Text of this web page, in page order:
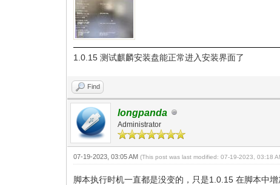
1.0.15 测试麒麟安装盘能正常进入安装界面了
Find
longpanda
Administrator
07-19-2023, 03:05 AM(This post was last modified: 07-19-2023, 03:18
脚本执行时机一直都是没变的，只是1.0.15 在脚本中